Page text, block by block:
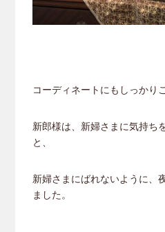
コーディネートにもしっかり
新郎様は、新婦さまに気持ち
と、
新婦さまにばれないように、
ました。